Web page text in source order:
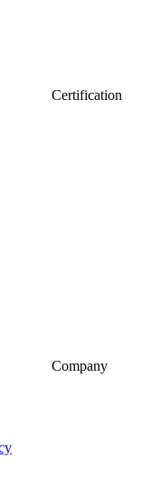
Certification
Company